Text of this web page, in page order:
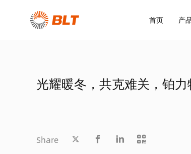
首页 产
光耀暖冬，共克难关，铂
Share